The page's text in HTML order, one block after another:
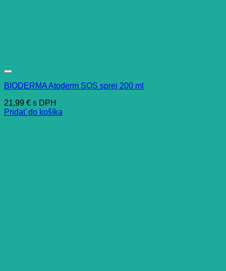
BIODERMA Atoderm SOS sprej 200 ml
21,99 € s DPH
Pridať do košíka